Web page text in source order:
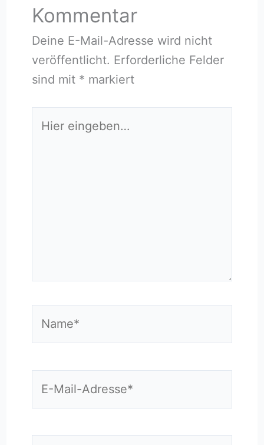
Kommentar
Deine E-Mail-Adresse wird nicht
veröffentlicht. Erforderliche Felder
sind mit * markiert
eingeben…